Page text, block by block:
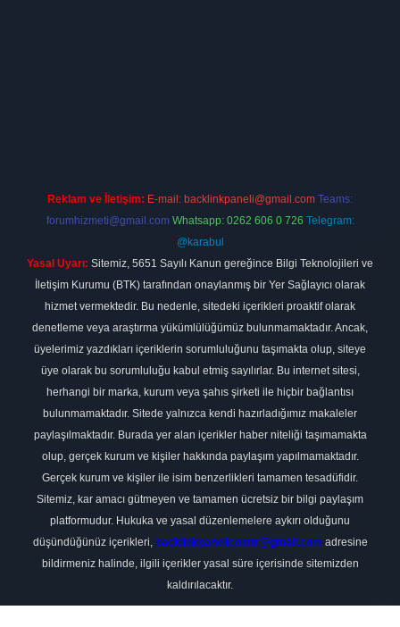
Reklam ve İletişim: E-mail: backlinkpaneli@gmail.com Teams:
forumhizmeti@gmail.com Whatsapp: 0262 606 0 726 Telegram:
@karabul
Yasal Uyarı: Sitemiz, 5651 Sayılı Kanun gereğince Bilgi Teknolojileri ve
İletişim Kurumu (BTK) tarafından onaylanmış bir Yer Sağlayıcı olarak
hizmet vermektedir. Bu nedenle, sitedeki içerikleri proaktif olarak
denetleme veya araştırma yükümlülüğümüz bulunmamaktadır. Ancak,
üyelerimiz yazdıkları içeriklerin sorumluluğunu taşımakta olup, siteye
üye olarak bu sorumluluğu kabul etmiş sayılırlar. Bu internet sitesi,
herhangi bir marka, kurum veya şahıs şirketi ile hiçbir bağlantısı
bulunmamaktadır. Sitede yalnızca kendi hazırladığımız makaleler
paylaşılmaktadır. Burada yer alan içerikler haber niteliği taşımamakta
olup, gerçek kurum ve kişiler hakkında paylaşım yapılmamaktadır.
Gerçek kurum ve kişiler ile isim benzerlikleri tamamen tesadüfidir.
Sitemiz, kar amacı gütmeyen ve tamamen ücretsiz bir bilgi paylaşım
platformudur. Hukuka ve yasal düzenlemelere aykırı olduğunu
düşündüğünüz içerikleri, backlinkpanelicomtr@gmail.com adresine
bildirmeniz halinde, ilgili içerikler yasal süre içerisinde sitemizden
kaldırılacaktır.